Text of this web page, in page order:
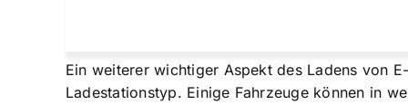
Ein weiterer wichtiger Aspekt des Ladens von
Ladestationstyp. Einige Fahrzeuge können in